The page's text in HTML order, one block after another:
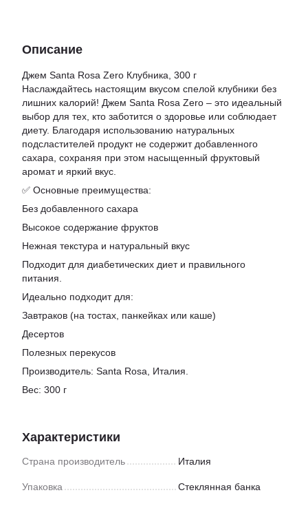
Описание
Джем Santa Rosa Zero Клубника, 300 г
Наслаждайтесь настоящим вкусом спелой клубники без
лишних калорий! Джем Santa Rosa Zero – это идеальный
выбор для тех, кто заботится о здоровье или соблюдает
диету. Благодаря использованию натуральных
подсластителей продукт не содержит добавленного
сахара, сохраняя при этом насыщенный фруктовый
аромат и яркий вкус.
✅ Основные преимущества:
Без добавленного сахара
Высокое содержание фруктов
Нежная текстура и натуральный вкус
Подходит для диабетических диет и правильного
питания.
Идеально подходит для:
Завтраков (на тостах, панкейках или каше)
Десертов
Полезных перекусов
Производитель: Santa Rosa, Италия.
Вес: 300 г
Характеристики
Страна производитель Италия
Упаковка Стеклянная банка